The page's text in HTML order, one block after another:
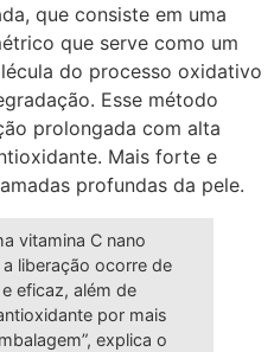
que consiste em uma
que serve como um
do processo oxidativo
Esse método
prolongada com alta
Mais forte e
profundas da pele.
vitamina C nano
liberação ocorre de
eficaz, além de
por mais
explica o